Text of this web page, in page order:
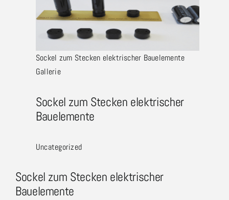
Sockel zum Stecken elektrischer Bauelemente
Gallerie
Sockel zum Stecken elektrischer
Bauelemente
Uncategorized
Sockel zum Stecken elektrischer
Bauelemente